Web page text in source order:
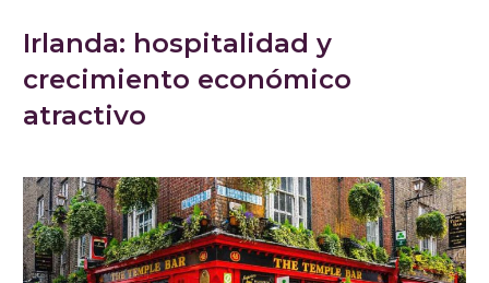
Irlanda: hospitalidad y
crecimiento económico
atractivo